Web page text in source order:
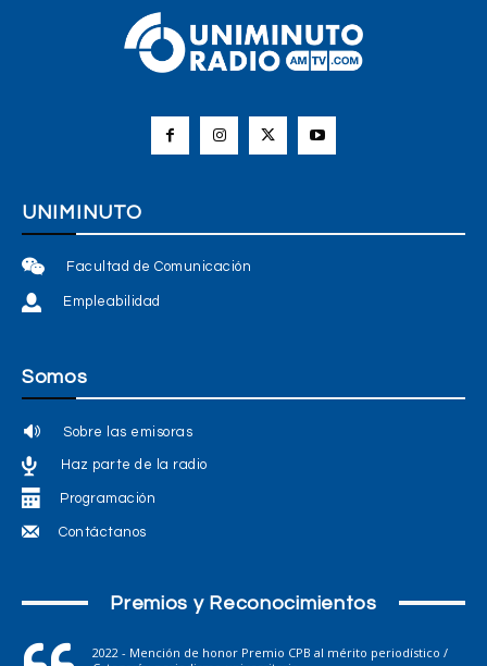
UNIMINUTO
Facultad de Comunicación
Empleabilidad
Somos
Sobre las emisoras
Haz parte de la radio
Programación
Contáctanos
Premios y Reconocimientos
2022 - Mención de honor Premio CPB al mérito periodístico /